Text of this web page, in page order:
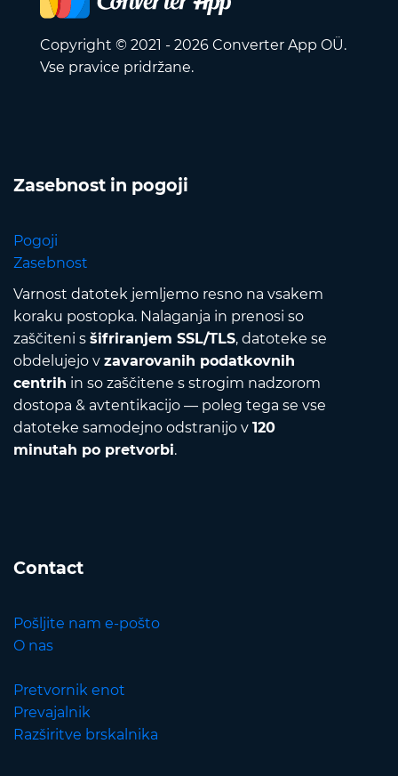
Copyright © 2021 - 2026 Converter App OÜ.
Vse pravice pridržane.
Zasebnost in pogoji
Pogoji
Zasebnost
Varnost datotek jemljemo resno na vsakem
koraku postopka. Nalaganja in prenosi so
zaščiteni s šifriranjem SSL/TLS, datoteke se
obdelujejo v zavarovanih podatkovnih
centrih in so zaščitene s strogim nadzorom
dostopa & avtentikacijo — poleg tega se vse
datoteke samodejno odstranijo v 120
minutah po pretvorbi.
Contact
Pošljite nam e-pošto
O nas
Pretvornik enot
Prevajalnik
Razširitve brskalnika